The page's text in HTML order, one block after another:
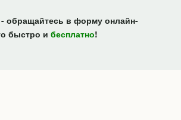
обращайтесь в форму онлайн-
быстро и бесплатно!